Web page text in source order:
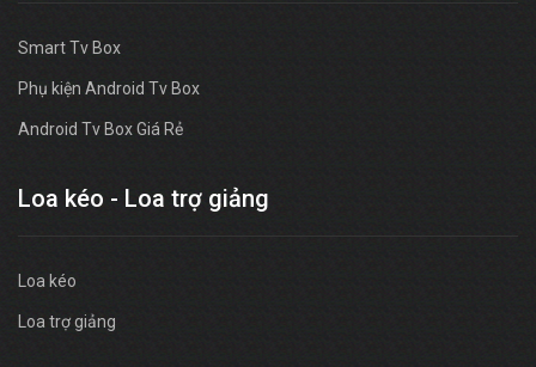
Smart Tv Box
Phụ kiện Android Tv Box
Android Tv Box Giá Rẻ
Loa kéo - Loa trợ giảng
Loa kéo
Loa trợ giảng